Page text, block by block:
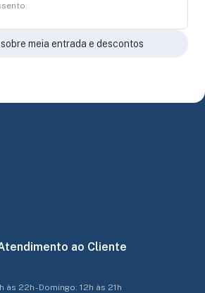
meia entrada e descontos
ao Cliente
às 22h - Domingo: 12h às 21h